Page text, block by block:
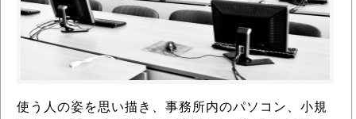
使う人の姿を思い描き、事務所内のパソコン、小規